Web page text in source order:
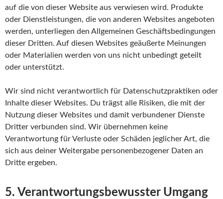
auf die von dieser Website aus verwiesen wird. Produkte
oder Dienstleistungen, die von anderen Websites angeboten
werden, unterliegen den Allgemeinen Geschäftsbedingungen
dieser Dritten. Auf diesen Websites geäußerte Meinungen
oder Materialien werden von uns nicht unbedingt geteilt
oder unterstützt.
Wir sind nicht verantwortlich für Datenschutzpraktiken oder
Inhalte dieser Websites. Du trägst alle Risiken, die mit der
Nutzung dieser Websites und damit verbundener Dienste
Dritter verbunden sind. Wir übernehmen keine
Verantwortung für Verluste oder Schäden jeglicher Art, die
sich aus deiner Weitergabe personenbezogener Daten an
Dritte ergeben.
5. Verantwortungsbewusster Umgang